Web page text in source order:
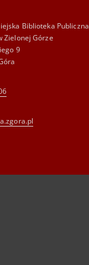
Biblioteka Publiczna
Zielonej Górze
9